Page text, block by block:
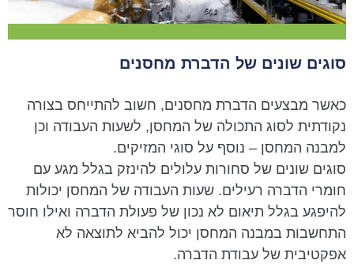
סוגים שונים של הדברת מחסנים
כאשר מבצעים הדברת מחסנים, חשוב להתייחס בצורה
נקודתית לסוג התכולה של המחסן, לשעות העבודה וכן
למבנה המחסן – נוסף על סוגי המזיקים.
סוגים שונים של סחורות עלולים להינזק בגלל מגע עם
חומרי הדברה רעילים. שעות העבודה של המחסן יכולות
להיפגע בגלל תיאום לא נכון של פעולת הדברה ואילו חוסר
התחשבות במבנה המחסן יכול להביא לתוצאה לא
אפקטיבית של עבודת הדברה.